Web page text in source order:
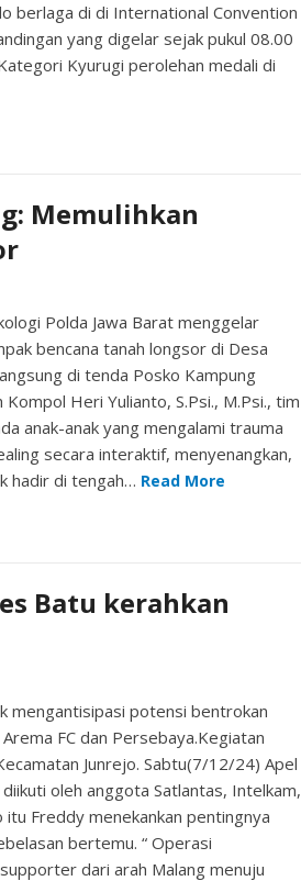
berlaga di di International Convention
yang digelar sejak pukul 08.00
Kyurugi perolehan medali di
Memulihkan
Polda Jawa Barat menggelar
bencana tanah longsor di Desa
di tenda Posko Kampung
Heri Yulianto, S.Psi., M.Psi., tim
anak-anak yang mengalami trauma
secara interaktif, menyenangkan,
hadir di tengah… Read More
Batu kerahkan
mengantisipasi potensi bentrokan
FC dan Persebaya.Kegiatan
Junrejo. Sabtu(7/12/24) Apel
oleh anggota Satlantas, Intelkam,
Freddy menekankan pentingnya
bertemu. “ Operasi
dari arah Malang menuju